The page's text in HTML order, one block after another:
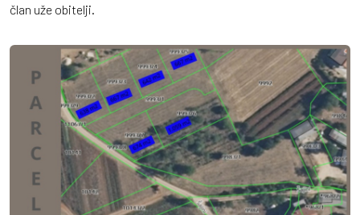
član uže obitelji.